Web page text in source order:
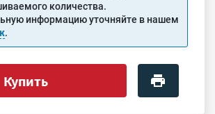
количества.
информацию уточняйте в нашем
.
Купить